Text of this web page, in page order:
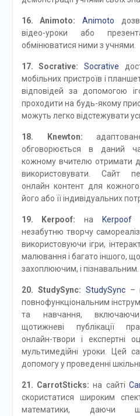
16. Animoto: Animoto
відео-уроки або
обмінюватися ними з учнями.
17. Socrative: Socrative
мобільних пристроїв і
відповідей за допомогою
проходити на будь-якому
можуть легко відстежувати
18. Knewton:
обговорюється в даний
кожному вчителю отримати
використовувати. Сайт
онлайн контент для
його або її індивідуальних
19. Kerpoof: на Kerpoof
незабутню творчу
використовуючи ігри,
малювання і багато іншого,
захоплюючим, і пізнавальним.
20. StudySync: StudySync–
повнофункціональним
та навчання, включаючи
щотижневі публікації
онлайн-твори і експертні
мультимедійні уроки. Цей
допомогу у проведенні
21. CarrotSticks: на сайті
скористатися широким
математики, даючи